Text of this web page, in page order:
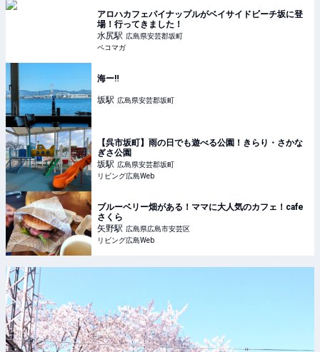
アロハカフェパイナップルがベイサイドビーチ坂に登
場！行ってきました！
水尻駅 広島県安芸郡坂町
ペコマガ
海ー‼️
坂駅 広島県安芸郡坂町
【呉市坂町】雨の日でも遊べる公園！きらり・さかな
ぎさ公園
坂駅 広島県安芸郡坂町
リビング広島Web
ブルーベリー畑がある！ママに大人気のカフェ！cafe
さくら
矢野駅 広島県広島市安芸区
リビング広島Web